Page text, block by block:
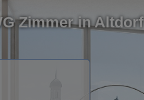
Zimmer in Altdorf